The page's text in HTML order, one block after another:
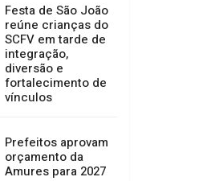
Festa de São João
reúne crianças do
SCFV em tarde de
integração,
diversão e
fortalecimento de
vínculos
Prefeitos aprovam
orçamento da
Amures para 2027